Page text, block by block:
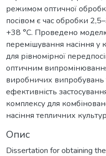
режимом оптичної
посівом є час обробки
+38 °С. Проведено
перемішування насіння у
для рівномірної
оптичним
виробничих випробувань
ефективність
комплексу для
насіння тепличних культур
Опис
Dissertation for obtaining